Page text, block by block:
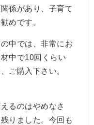
係があり、子育て
めです。
中では、非常にお
中で10回くらい
ご購入下さい。
るのはやめなさ
りました。今回も